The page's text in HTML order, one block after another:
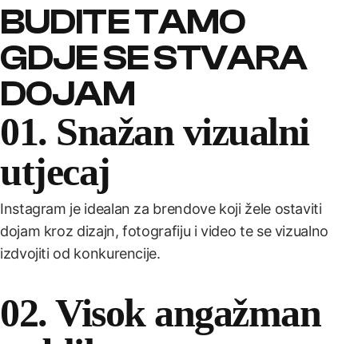
BUDITE TAMO
GDJE SE STVARA
DOJAM
01. Snažan vizualni
utjecaj
Instagram je idealan za brendove koji žele ostaviti
dojam kroz dizajn, fotografiju i video te se vizualno
izdvojiti od konkurencije.
02. Visok angažman